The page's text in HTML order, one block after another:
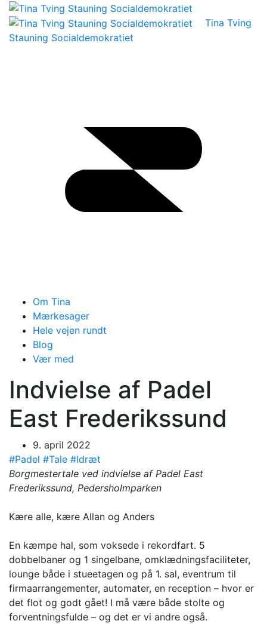
Tina Tving
Stauning Socialdemokratiet
Om Tina
Mærkesager
Hele vejen rundt
Blog
Vær med
Indvielse af Padel
East Frederikssund
9. april 2022
#Padel #Tale #Idræt
Borgmestertale ved indvielse af Padel East
Frederikssund, Pedersholmparken
Kære alle, kære Allan og Anders
En kæmpe hal, som voksede i rekordfart. 5
dobbelbaner og 1 singelbane, omklædningsfaciliteter,
lounge både i stueetagen og på 1. sal, eventrum til
firmaarrangementer, automater, en reception – hvor er
det flot og godt gået! I må være både stolte og
forventningsfulde – og det er vi andre også.